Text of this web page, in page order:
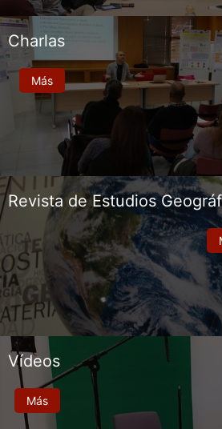
Charlas
Más
Revista de Estudios
Vídeos
Más